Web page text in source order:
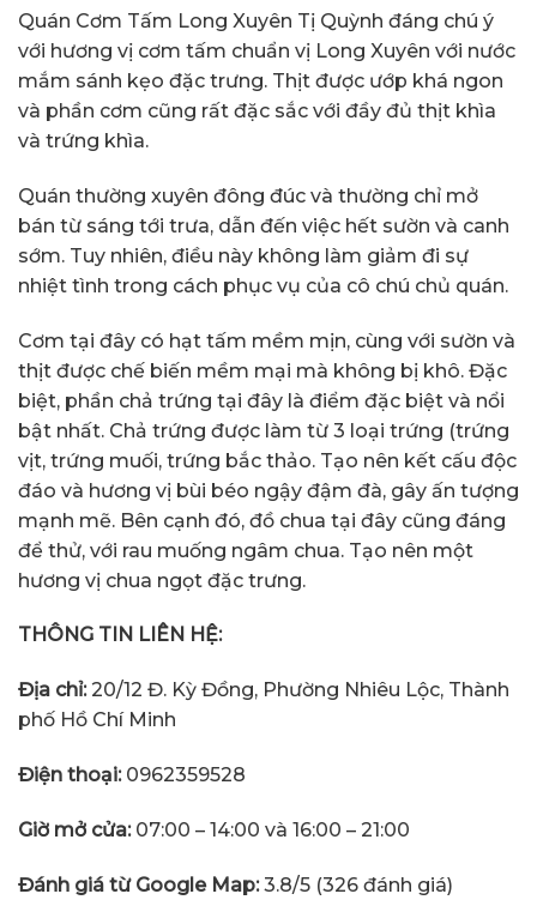
Quán Cơm Tấm Long Xuyên Tị Quỳnh đáng chú ý
với hương vị cơm tấm chuẩn vị Long Xuyên với nước
mắm sánh kẹo đặc trưng. Thịt được ướp khá ngon
và phần cơm cũng rất đặc sắc với đầy đủ thịt khìa
và trứng khìa.
Quán thường xuyên đông đúc và thường chỉ mở
bán từ sáng tới trưa, dẫn đến việc hết sườn và canh
sớm. Tuy nhiên, điều này không làm giảm đi sự
nhiệt tình trong cách phục vụ của cô chú chủ quán.
Cơm tại đây có hạt tấm mềm mịn, cùng với sườn và
thịt được chế biến mềm mại mà không bị khô. Đặc
biệt, phần chả trứng tại đây là điểm đặc biệt và nổi
bật nhất. Chả trứng được làm từ 3 loại trứng (trứng
vịt, trứng muối, trứng bắc thảo. Tạo nên kết cấu độc
đáo và hương vị bùi béo ngậy đậm đà, gây ấn tượng
mạnh mẽ. Bên cạnh đó, đồ chua tại đây cũng đáng
để thử, với rau muống ngâm chua. Tạo nên một
hương vị chua ngọt đặc trưng.
THÔNG TIN LIÊN HỆ:
Địa chỉ:20/12 Đ. Kỳ Đồng, Phường Nhiêu Lộc, Thành
phố Hồ Chí Minh
Điện thoại:0962359528
Giờ mở cửa: 07:00 – 14:00 và 16:00 – 21:00
Đánh giá từ Google Map:3.8/5 (326 đánh giá)